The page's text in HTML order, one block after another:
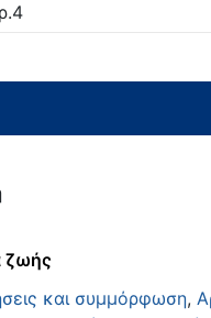
ζωής
και συμμόρφωση,